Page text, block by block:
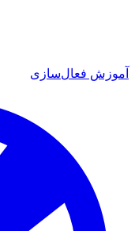
آموزش فعال‌سازی